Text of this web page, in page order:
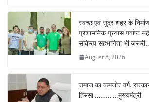
स्वच्छ एवं सुंदर शहर के
प्रशासनिक प्रयास पर्याप्त
सक्रिय सहभागिता भी
August 8, 2026
समाज का कमजोर वर्ग,
हिस्सा ………….मुख्यमंत्री